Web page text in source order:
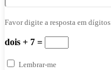
Favor digite a resposta em
dois + 7 =
Lembrar-me